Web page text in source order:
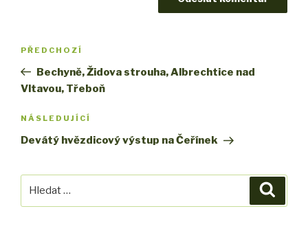
Navigace
příspěvek
Předchozí
příspěvek
PŘEDCHOZÍ
Bechyně, Židova strouha, Albrechtice nad
Vltavou, Třeboň
Následující
příspěvek
NÁSLEDUJÍCÍ
Devátý hvězdicový výstup na Čeřínek